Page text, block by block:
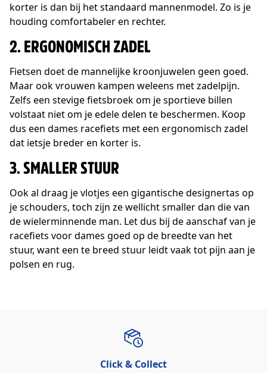
korter is dan bij het standaard mannenmodel. Zo is je
houding comfortabeler en rechter.
2. ERGONOMISCH ZADEL
Fietsen doet de mannelijke kroonjuwelen geen goed.
Maar ook vrouwen kampen weleens met zadelpijn.
Zelfs een stevige fietsbroek om je sportieve billen
volstaat niet om je edele delen te beschermen. Koop
dus een dames racefiets met een ergonomisch zadel
dat ietsje breder en korter is.
3. SMALLER STUUR
Ook al draag je vlotjes een gigantische designertas op
je schouders, toch zijn ze wellicht smaller dan die van
de wielerminnende man. Let dus bij de aanschaf van je
racefiets voor dames goed op de breedte van het
stuur, want een te breed stuur leidt vaak tot pijn aan je
polsen en rug.
Click & Collect